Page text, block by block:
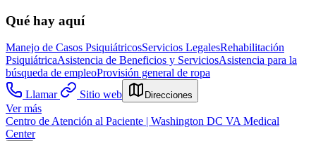
Qué hay aquí
Manejo de Casos PsiquiátricosServicios LegalesRehabilitación
PsiquiátricaAsistencia de Beneficios y ServiciosAsistencia para la
búsqueda de empleoProvisión general de ropa
Llamar
Sitio web Direcciones
Ver más
Centro de Atención al Paciente | Washington DC VA Medical
Center